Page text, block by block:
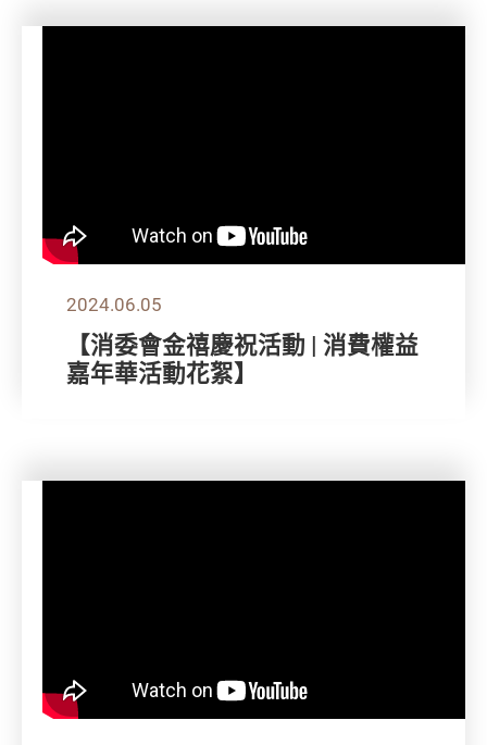
2024.06.05
【消委會金禧慶祝活動 | 消費權益
嘉年華活動花絮】